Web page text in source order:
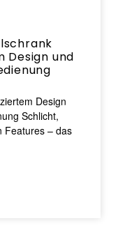
und
Design
Schlicht,
Features – das